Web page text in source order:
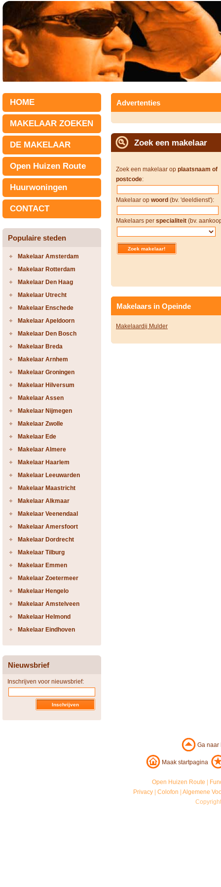
HOME
MAKELAAR ZOEKEN
DE MAKELAAR
Open Huizen Route
Huurwoningen
CONTACT
Populaire steden
Makelaar Amsterdam
Makelaar Rotterdam
Makelaar Den Haag
Makelaar Utrecht
Makelaar Enschede
Makelaar Apeldoorn
Makelaar Den Bosch
Makelaar Breda
Makelaar Arnhem
Makelaar Groningen
Makelaar Hilversum
Makelaar Assen
Makelaar Nijmegen
Makelaar Zwolle
Makelaar Ede
Makelaar Almere
Makelaar Haarlem
Makelaar Leeuwarden
Makelaar Maastricht
Makelaar Alkmaar
Makelaar Veenendaal
Makelaar Amersfoort
Makelaar Dordrecht
Makelaar Tilburg
Makelaar Emmen
Makelaar Zoetermeer
Makelaar Hengelo
Makelaar Amstelveen
Makelaar Helmond
Makelaar Eindhoven
Nieuwsbrief
Inschrijven voor nieuwsbrief:
Advertenties
Zoek een makelaar
Zoek een makelaar op plaatsnaam of
postcode:
Makelaar op woord (bv. 'deeldienst'):
Makelaars per specialiteit (bv.
Makelaars in Opeinde
Makelaardij Mulder
Ga
Maak startpagina
Open Huizen Route
Privacy |Colofon |Algemene